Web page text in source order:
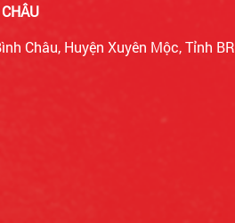
Châu, Huyện Xuyên Mộc, Tỉnh BR